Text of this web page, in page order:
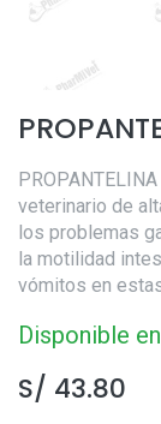
veterinario de
los problemas
la motilidad
vómitos en
Disponible
S/ 43.80